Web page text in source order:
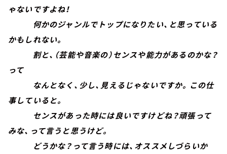
ゃないですよね！
何かのジャンルでトップになりたい、と思っている
かもしれない。
割と、（芸能や音楽の）センスや能力があるのかな？
って
なんとなく、少し、見えるじゃないですか。この仕
事していると。
センスがあった時には良いですけどね？頑張って
みな、って言うと思うけど。
どうかな？って言う時には、オススメしづらいか